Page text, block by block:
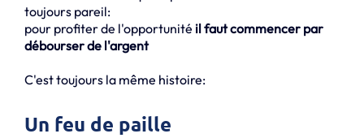
toujours pareil:
pour profiter de l'opportunité il faut commencer par
débourser de l'argent
C'est toujours la même histoire:
Un feu de paille